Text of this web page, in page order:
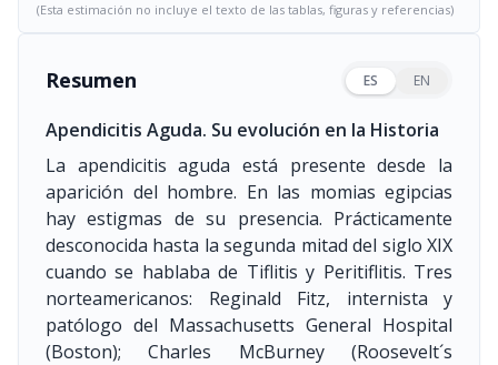
(Esta estimación no incluye el texto de las tablas, figuras y referencias)
Resumen ES EN
Apendicitis Aguda. Su evolución en la Historia
La apendicitis aguda está presente desde la
aparición del hombre. En las momias egipcias
hay estigmas de su presencia. Prácticamente
desconocida hasta la segunda mitad del siglo XIX
cuando se hablaba de Tiflitis y Peritiflitis. Tres
norteamericanos: Reginald Fitz, internista y
patólogo del Massachusetts General Hospital
(Boston); Charles McBurney (Roosevelt´s